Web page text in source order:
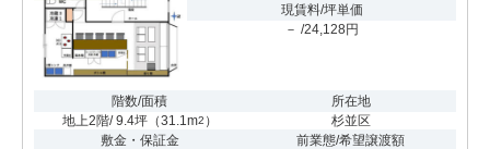
現賃料/坪単価
－ /24,128円
階数/面積
地上2階/ 9.4坪（31.1m2 ）
所在地
杉並区
敷金・保証金
前業態/希望譲渡額